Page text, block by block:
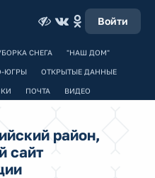
Войти
СНЕГА "НАШ ДОМ"
ЮГРЫ ОТКРЫТЫЕ ДАННЫЕ
ПОЧТА ВИДЕО
район,
сайт